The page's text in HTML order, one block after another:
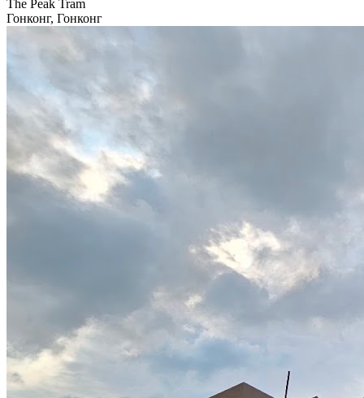
The Peak Tram
Гонконг, Гонконг